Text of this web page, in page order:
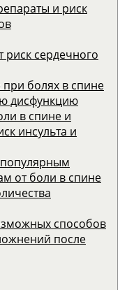
и риск
сердечного
болях в спине
дисфункцию
в спине и
инсульта и
от боли в спине
способов
после